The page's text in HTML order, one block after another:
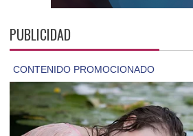
PUBLICIDAD